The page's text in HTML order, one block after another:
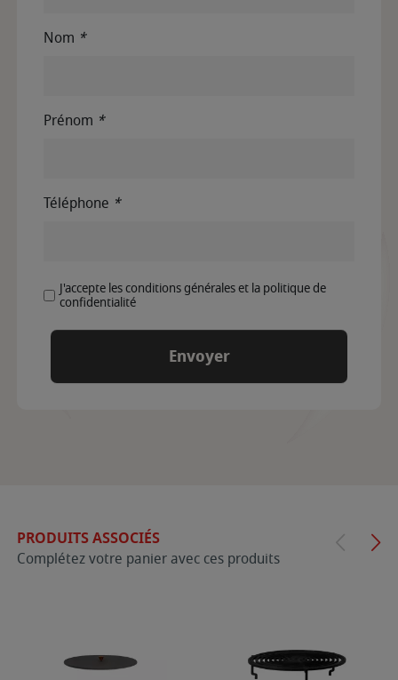
Nom *
Prénom *
Téléphone *
J'accepte les conditions générales et la politique de
confidentialité
PRODUITS ASSOCIÉS
Complétez votre panier avec ces produits